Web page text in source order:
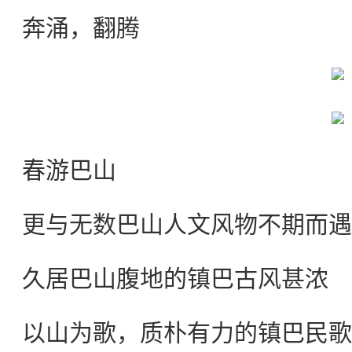
奔涌，翻腾
春游巴山
更与无数巴山人文风物不期而遇
久居巴山腹地的镇巴古风甚浓
以山为歌，质朴有力的镇巴民